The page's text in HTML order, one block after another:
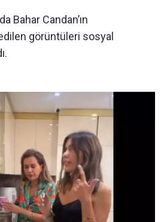
Bahar Candan’ın
görüntüleri sosyal